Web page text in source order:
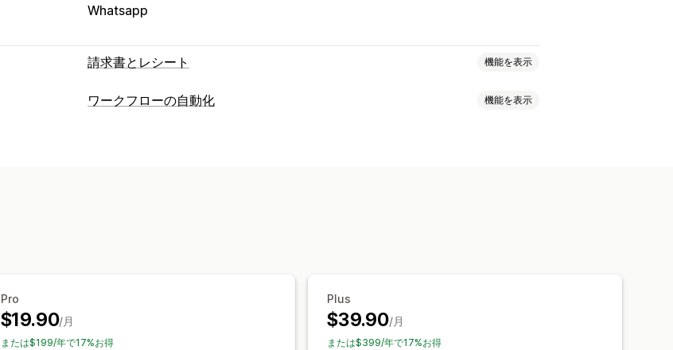
Whatsapp
請求書とレシート 機能を表示
ドキュメントタイプ
メールオートメーション PDF生成
データセキュリティ
ワークフローの自動化 機能を表示
Pro
$19.90/月
または$199/年で17%お得
Plus
$39.90/月
または$399/年で17%お得